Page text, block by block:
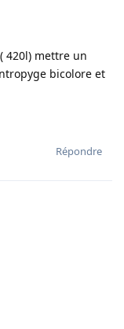
420l) mettre un
bicolore et
Répondre